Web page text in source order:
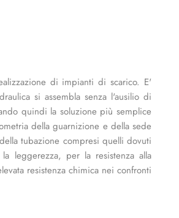
di impianti di scarico. E'
si assembla senza l'ausilio di
quindi la soluzione più semplice
della guarnizione e della sede
tubazione compresi quelli dovuti
leggerezza, per la resistenza alla
resistenza chimica nei confronti